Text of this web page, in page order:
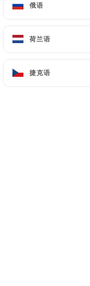
俄语
荷兰语
捷克语
俄语
荷兰语
捷克语